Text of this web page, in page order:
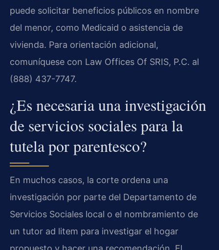
puede solicitar beneficios públicos en nombre
del menor, como Medicaid o asistencia de
vivienda. Para orientación adicional,
comuníquese con Law Offices Of SRIS, P.C. al
(888) 437-7747.
¿Es necesaria una investigación
de servicios sociales para la
tutela por parentesco?
En muchos casos, la corte ordena una
investigación por parte del Departamento de
Servicios Sociales local o el nombramiento de
un tutor ad litem para investigar el hogar